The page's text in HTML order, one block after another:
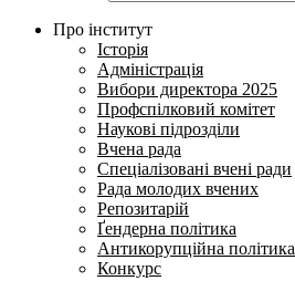
Про інститут
Історія
Адміністрація
Вибори директора 2025
Профспілковий комітет
Наукові підрозділи
Вчена рада
Спеціалізовані вчені ради
Рада молодих вчених
Репозитарій
Ґендерна політика
Антикорупційна політика
Конкурс